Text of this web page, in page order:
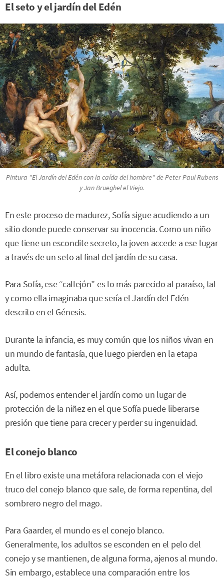
El seto y el jardín del Edén
Pintura "El Jardín del Edén con la caída del hombre" de Peter Paul Rubens
y Jan Brueghel el Viejo.
En este proceso de madurez, Sofía sigue acudiendo a un
sitio donde puede conservar su inocencia. Como un niño
que tiene un escondite secreto, la joven accede a ese lugar
a través de un seto al final del jardín de su casa.
Para Sofía, ese “callejón” es lo más parecido al paraíso, tal
y como ella imaginaba que sería el Jardín del Edén
descrito en el Génesis.
Durante la infancia, es muy común que los niños vivan en
un mundo de fantasía, que luego pierden en la etapa
adulta.
Así, podemos entender el jardín como un lugar de
protección de la niñez en el que Sofía puede liberarse
presión que tiene para crecer y perder su ingenuidad.
El conejo blanco
En el libro existe una metáfora relacionada con el viejo
truco del conejo blanco que sale, de forma repentina, del
sombrero negro del mago.
Para Gaarder, el mundo es el conejo blanco.
Generalmente, los adultos se esconden en el pelo del
conejo y se mantienen, de alguna forma, ajenos al mundo.
Sin embargo, establece una comparación entre los